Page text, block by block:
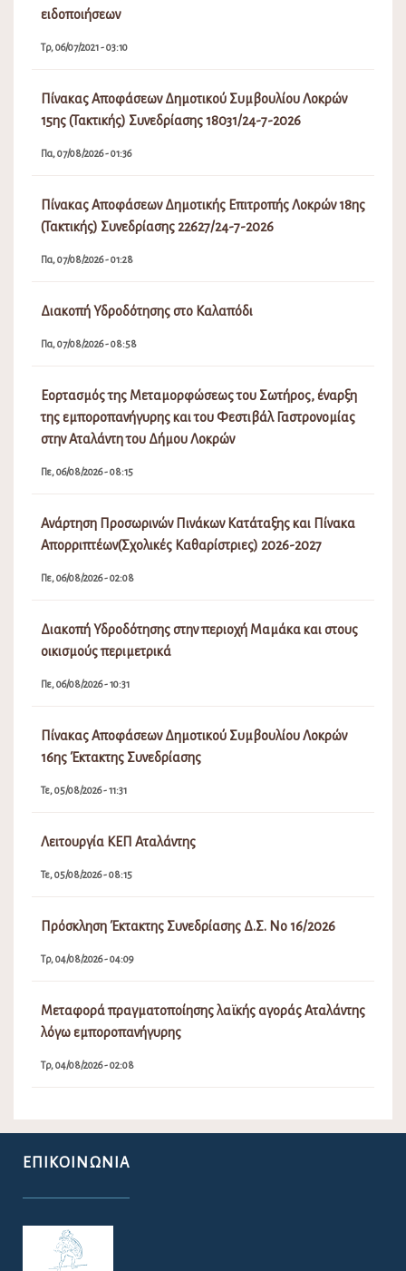
ειδοποιήσεων
Τρ, 06/07/2021 - 03:10
Πίνακας Αποφάσεων Δημοτικού Συμβουλίου Λοκρών
15ης (Τακτικής) Συνεδρίασης 18031/24-7-2026
Πα, 07/08/2026 - 01:36
Πίνακας Αποφάσεων Δημοτικής Επιτροπής Λοκρών 18ης
(Τακτικής) Συνεδρίασης 22627/24-7-2026
Πα, 07/08/2026 - 01:28
Διακοπή Υδροδότησης στο Καλαπόδι
Πα, 07/08/2026 - 08:58
Εορτασμός της Μεταμορφώσεως του Σωτήρος, έναρξη
της εμποροπανήγυρης και του Φεστιβάλ Γαστρονομίας
στην Αταλάντη του Δήμου Λοκρών
Πε, 06/08/2026 - 08:15
Ανάρτηση Προσωρινών Πινάκων Κατάταξης και Πίνακα
Απορριπτέων(Σχολικές Καθαρίστριες) 2026-2027
Πε, 06/08/2026 - 02:08
Διακοπή Υδροδότησης στην περιοχή Μαμάκα και στους
οικισμούς περιμετρικά
Πε, 06/08/2026 - 10:31
Πίνακας Αποφάσεων Δημοτικού Συμβουλίου Λοκρών
16ης Έκτακτης Συνεδρίασης
Τε, 05/08/2026 - 11:31
Λειτουργία ΚΕΠ Αταλάντης
Τε, 05/08/2026 - 08:15
Πρόσκληση Έκτακτης Συνεδρίασης Δ.Σ. Νο 16/2026
Τρ, 04/08/2026 - 04:09
Μεταφορά πραγματοποίησης λαϊκής αγοράς Αταλάντης
λόγω εμποροπανήγυρης
Τρ, 04/08/2026 - 02:08
ΕΠΙΚΟΙΝΩΝΊΑ